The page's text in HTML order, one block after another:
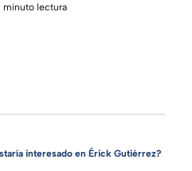
minuto lectura
interesado en Érick Gutiérrez?